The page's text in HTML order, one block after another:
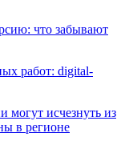
что забывают
работ: digital-
могут исчезнуть из
в регионе